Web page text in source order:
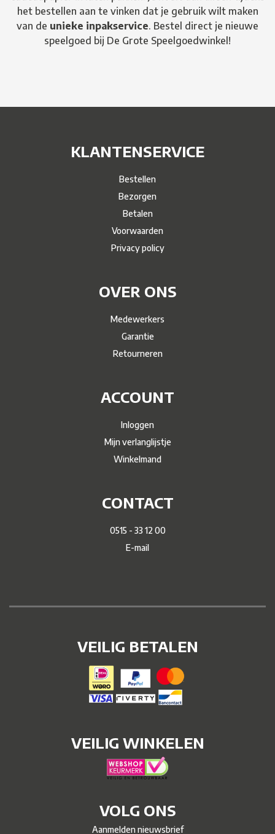
het bestellen aan te vinken dat je gebruik wilt maken
van de unieke inpakservice. Bestel direct je nieuwe
speelgoed bij De Grote Speelgoedwinkel!
KLANTENSERVICE
Bestellen
Bezorgen
Betalen
Voorwaarden
Privacy policy
OVER ONS
Medewerkers
Garantie
Retourneren
ACCOUNT
Inloggen
Mijn verlanglijstje
Winkelmand
CONTACT
0515 - 33 12 00
E-mail
VEILIG BETALEN
VEILIG WINKELEN
VOLG ONS
Aanmelden nieuwsbrief